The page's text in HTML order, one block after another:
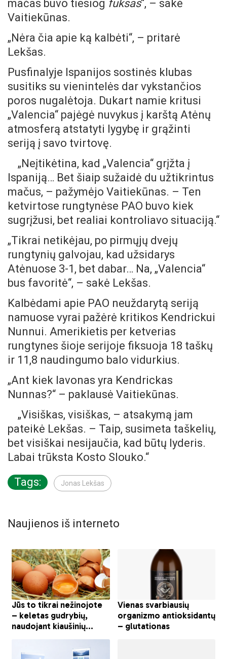
mačas buvo tiesiog fuksas“, – sakė
Vaitiekūnas.
„Nėra čia apie ką kalbėti“, – pritarė
Lekšas.
Pusfinalyje Ispanijos sostinės klubas
susitiks su vienintelės dar vykstančios
poros nugalėtoja. Dukart namie kritusi
„Valencia“ pajėgė nuvykus į karštą Atėnų
atmosferą atstatyti lygybę ir grąžinti
seriją į savo tvirtovę.
„Neįtikėtina, kad „Valencia“ grįžta į
Ispaniją… Bet šiaip sužaidė du užtikrintus
mačus, – pažymėjo Vaitiekūnas. – Ten
ketvirtose rungtynėse PAO buvo kiek
sugrįžusi, bet realiai kontroliavo situaciją.“
„Tikrai netikėjau, po pirmųjų dvejų
rungtynių galvojau, kad užsidarys
Atėnuose 3-1, bet dabar… Na, „Valencia“
bus favoritė“, – sakė Lekšas.
Kalbėdami apie PAO neuždarytą seriją
namuose vyrai pažėrė kritikos Kendrickui
Nunnui. Amerikietis per ketverias
rungtynes šioje serijoje fiksuoja 18 taškų
ir 11,8 naudingumo balo vidurkius.
„Ant kiek lavonas yra Kendrickas
Nunnas?“ – paklausė Vaitiekūnas.
„Visiškas, visiškas, – atsakymą jam
pateikė Lekšas. – Taip, susimeta taškelių,
bet visiškai nesijaučia, kad būtų lyderis.
Labai trūksta Kosto Slouko.“
Tags:
Jonas Lekšas
Naujienos iš interneto